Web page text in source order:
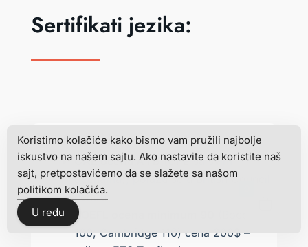
Sertifikati jezika:
Engleski jezik
CAE ocena A i B (CPE sa svim
ocenama), polažu se u British Council
centru
TOEFL ocena minimum 90
100, Cambridge 110) cena 200$ –
Koristimo kolačiće kako bismo vam pružili najbolje
iskustvo na našem sajtu. Ako nastavite da koristite naš
sajt, pretpostavićemo da se slažete sa našom
politikom kolačića.
U redu